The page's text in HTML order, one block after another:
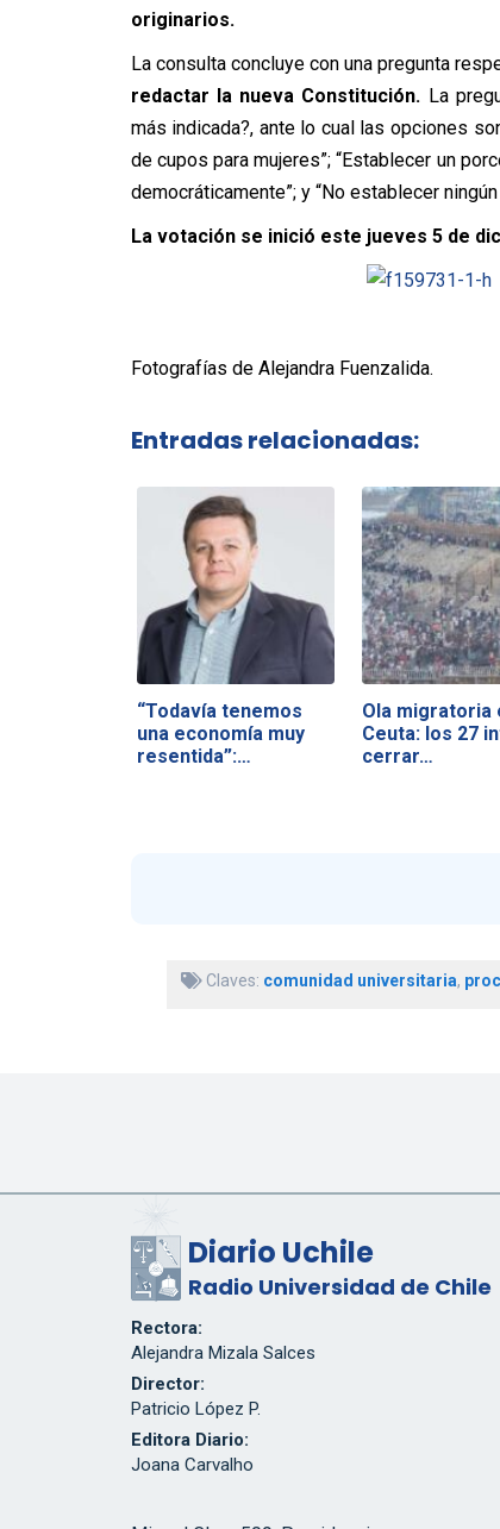
originarios.
La consulta concluye con una pregunta
redactar la nueva Constitución. La
más indicada?, ante lo cual las opciones
de cupos para mujeres”; “Establecer un
democráticamente”; y “No establecer
La votación se inició este jueves 5 de
Fotografías de Alejandra Fuenzalida.
Entradas relacionadas:
“Todavía tenemos
una economía muy
resentida”:…
Ola migratoria
Ceuta: los 27
cerrar…
Claves: comunidad universitaria,
Diario Uchile
Radio Universidad de Chile
Rectora:
Alejandra Mizala Salces
Director:
Patricio López P.
Editora Diario:
Joana Carvalho